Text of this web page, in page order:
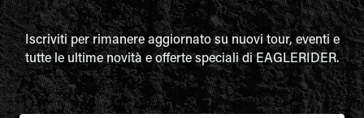
Iscriviti per rimanere aggiornato su nuovi tour, eventi e
tutte le ultime novità e offerte speciali di EAGLERIDER.